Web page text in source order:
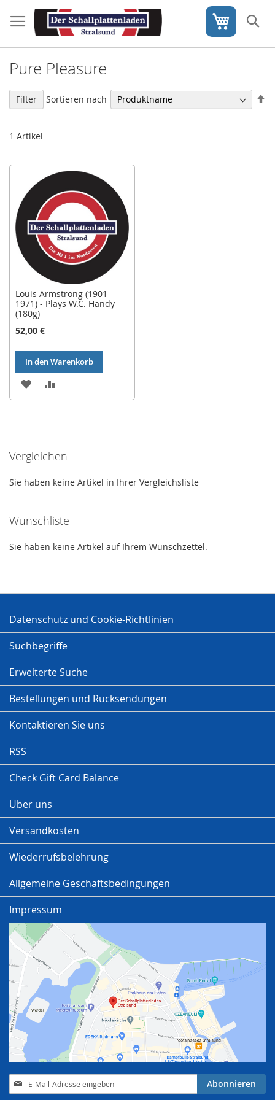
zum
Inhalt
Mein
Pure Pleasure
1 Artikel
Sortieren nach
Louis Armstrong (1901-
1971) - Plays W.C. Handy
(180g)
52,00 €
In den Warenkorb
ZUR
Filter
Vergleichen
Sie haben keine Artikel in Ihrer Vergleichsliste
Wunschliste
Sie haben keine Artikel auf Ihrem Wunschzettel.
Datenschutz und Cookie-Richtlinien
Suchbegriffe
Erweiterte Suche
Bestellungen und Rücksendungen
Kontaktieren Sie uns
RSS
Check Gift Card Balance
Über uns
Versandkosten
Wiederrufsbelehrung
Allgemeine Geschäftsbedingungen
Impressum
Anmeldung
zum
Abonnieren